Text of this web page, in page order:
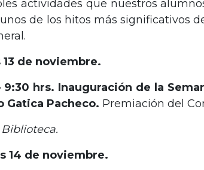
actividades que nuestros
de los hitos más significativos
13 de noviembre.
9:30 hrs. Inauguración de la
Gatica Pacheco. Premiación del
14 de noviembre.